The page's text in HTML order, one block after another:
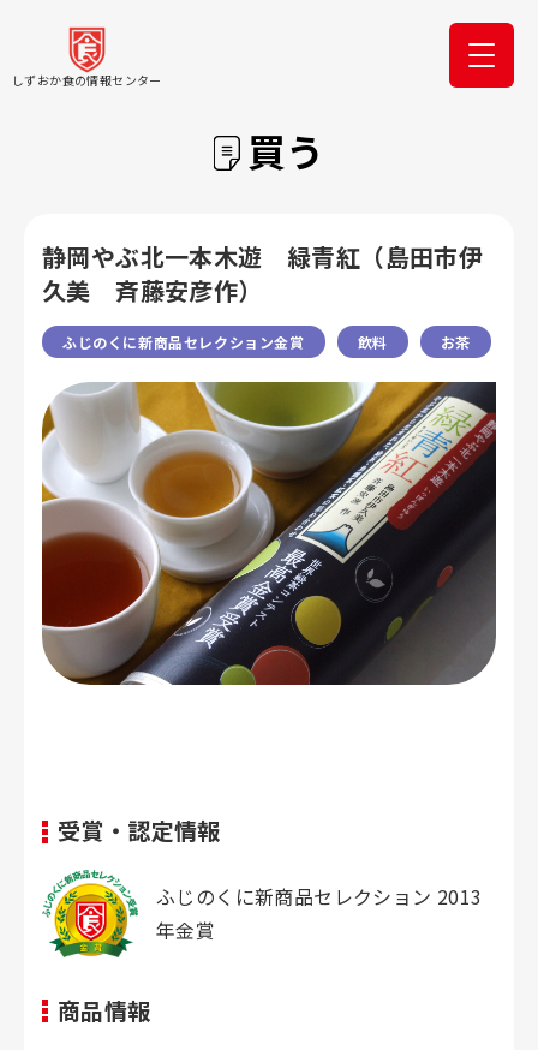
しずおか食の情報センター
買う
静岡やぶ北一本木遊 緑青紅（島田市伊
久美 斉藤安彦作）
ふじのくに新商品セレクション金賞 飲料 お茶
受賞・認定情報
ふじのくに新商品セレクション 2013
年金賞
商品情報